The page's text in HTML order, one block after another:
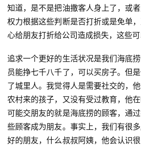
知道，是不是把油撒客人身上了，或
权力根据这些判断是否打折或是免单
心给朋友打折给公司造成损失，这些可
追求一个更好的生活状况是我们海底
员能挣七千八千了，可以买房子。但
了城里人。我觉得人是需要社交的，
农村来的孩子，又没有受过教育，他
可能交朋友的就是海底捞的顾客，通
些顾客成为朋友。事实上，我们有很
好的朋友，什么叔叔阿姨，他会认识